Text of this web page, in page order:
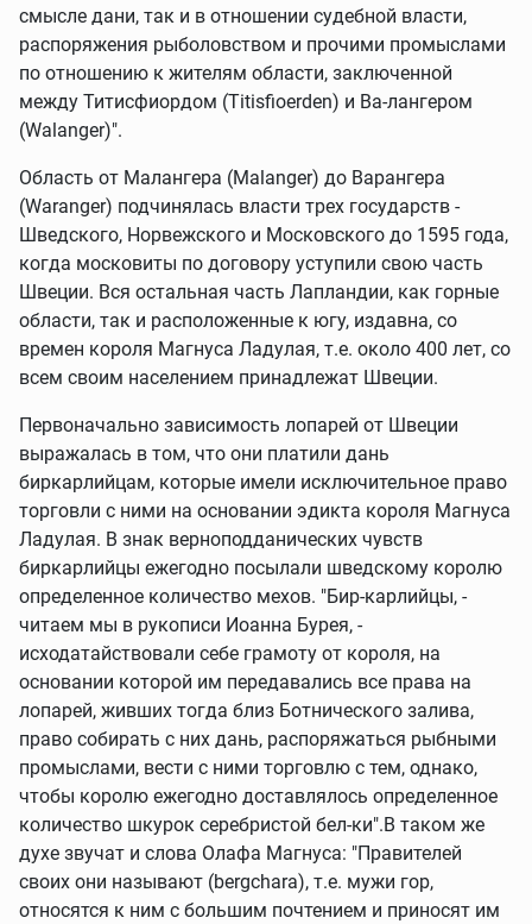
смысле дани, так и в отношении судебной власти,
распоряжения рыболовством и прочими промыслами
по отношению к жителям области, заключенной
между Титисфиордом (Titisfioerden) и Ва-лангером
(Walanger)".
Область от Малангера (Malanger) до Варангера
(Waranger) подчинялась власти трех государств -
Шведского, Норвежского и Московского до 1595 года,
когда московиты по договору уступили свою часть
Швеции. Вся остальная часть Лапландии, как горные
области, так и расположенные к югу, издавна, со
времен короля Магнуса Ладулая, т.е. около 400 лет, со
всем своим населением принадлежат Швеции.
Первоначально зависимость лопарей от Швеции
выражалась в том, что они платили дань
биркарлийцам, которые имели исключительное право
торговли с ними на основании эдикта короля Магнуса
Ладулая. В знак верноподданических чувств
биркарлийцы ежегодно посылали шведскому королю
определенное количество мехов. "Бир-карлийцы, -
читаем мы в рукописи Иоанна Бурея, -
исходатайствовали себе грамоту от короля, на
основании которой им передавались все права на
лопарей, живших тогда близ Ботнического залива,
право собирать с них дань, распоряжаться рыбными
промыслами, вести с ними торговлю с тем, однако,
чтобы королю ежегодно доставлялось определенное
количество шкурок серебристой бел-ки".В таком же
духе звучат и слова Олафа Магнуса: "Правителей
своих они называют (bergchara), т.е. мужи гор,
относятся к ним с большим почтением и приносят им